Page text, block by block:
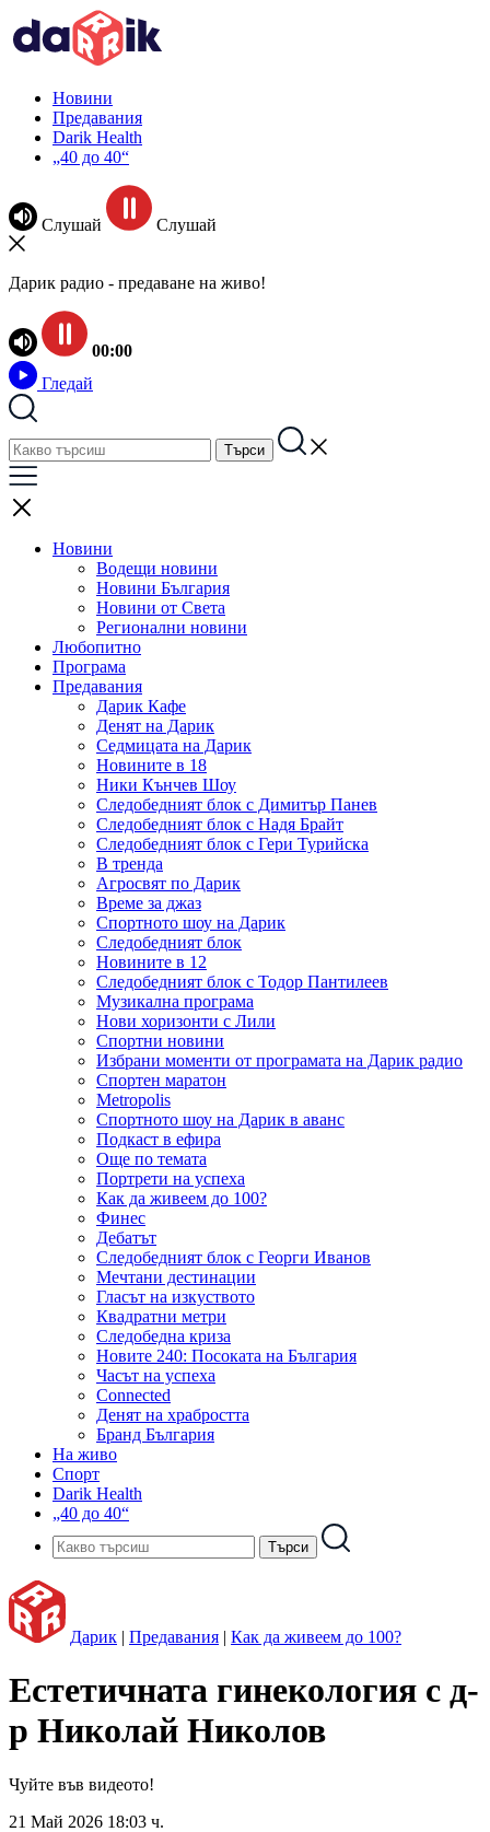
Новини
Предавания
Darik Health
„40 до 40“
Слушай Слушай
Дарик радио - предаване на живо!
00:00
Гледай
Новини
Водещи новини
Новини България
Новини от Света
Регионални новини
Любопитно
Програма
Предавания
Дарик Кафе
Денят на Дарик
Седмицата на Дарик
Новините в 18
Ники Кънчев Шоу
Следобедният блок с Димитър Панев
Следобедният блок с Надя Брайт
Следобедният блок с Гери Турийска
В тренда
Агросвят по Дарик
Време за джаз
Спортното шоу на Дарик
Следобедният блок
Новините в 12
Следобедният блок с Тодор Пантилеев
Музикална програма
Нови хоризонти с Лили
Спортни новини
Избрани моменти от програмата на Дарик радио
Спортен маратон
Metropolis
Спортното шоу на Дарик в аванс
Подкаст в ефира
Още по темата
Портрети на успеха
Как да живеем до 100?
Финес
Дебатът
Следобедният блок с Георги Иванов
Мечтани дестинации
Гласът на изкуството
Квадратни метри
Следобедна криза
Новите 240: Посоката на България
Часът на успеха
Connected
Денят на храбростта
Бранд България
На живо
Спорт
Darik Health
„40 до 40“
Дарик | Предавания | Как да живеем до 100?
Естетичната гинекология с д-
р Николай Николов
Чуйте във видеото!
21 Май 2026 18:03 ч.